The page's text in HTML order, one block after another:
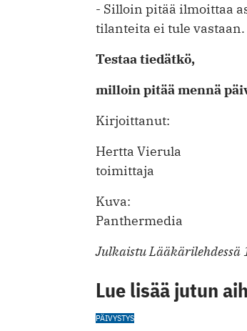
- Silloin pitää ilmoittaa
tilanteita ei tule vastaan.
Testaa tiedätkö,
milloin pitää mennä
Kirjoittanut:
Hertta Vierula
toimittaja
Kuva:
Panthermedia
Julkaistu Lääkärilehdessä
Lue lisää jutun
PÄIVYSTYS